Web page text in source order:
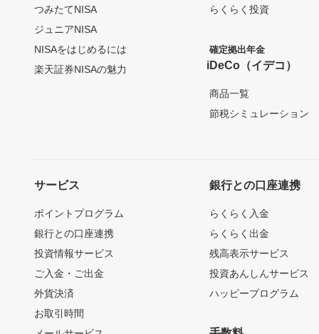
つみたてNISA
ジュニアNISA
NISAをはじめるには
楽天証券NISAの魅力
らくらく投資
確定拠出年金
iDeCo（イデコ）
商品一覧
節税シミュレーション
サービス
ポイントプログラム
銀行との口座連携
投資情報サービス
ご入金・ご出金
外貨決済
お取引時間
銀行との口座連携
らくらく入金
らくらく出金
残高表示サービス
投資あんしんサービス
ハッピープログラム